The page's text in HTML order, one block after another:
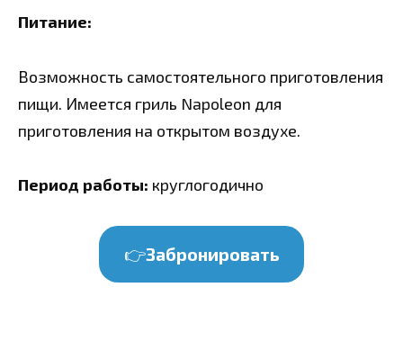
Питание:
Возможность самостоятельного приготовления
пищи. Имеется гриль Napoleon для
приготовления на открытом воздухе.
Период работы: круглогодично
👉Забронировать